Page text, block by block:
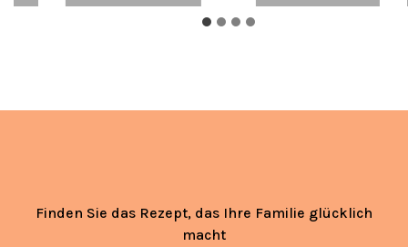
Finden Sie das Rezept, das Ihre Familie glücklich
macht